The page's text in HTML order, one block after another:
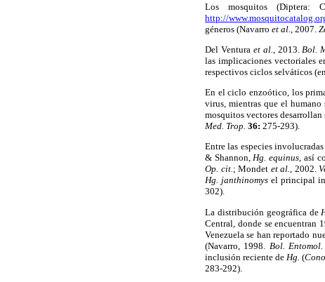
Los mosquitos (Diptera:
http://
géneros (Navarro et al. , 2007.
Del Ventura et al., 2013.Bol.
las implicaciones vectoriales
respectivos ciclos selváticos
En el ciclo enzoótico, los
virus, mientras que el
mosquitos vectores
Med. Trop. 36: 275-293).
Entre las especies
& Shannon,Hg. equinus, así
Op. cit.; Mondet et al., 2002.
Hg. janthinomys el principal
302).
La distribución geográfica de
Central, donde se encuentran
Venezuela se han reportado
(Navarro, 1998. Bol. Entomol.
inclusión reciente de Hg.(
283-292).